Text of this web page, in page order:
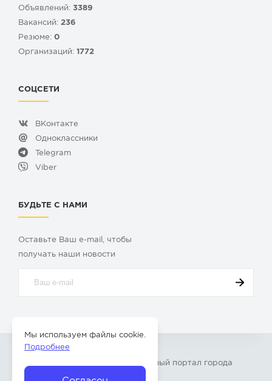
Объявлений: 3389
Вакансий: 236
Резюме: 0
Организаций: 1772
СОЦСЕТИ
ВКонтакте
Одноклассники
Telegram
Viber
БУДЬТЕ С НАМИ
Оставьте Ваш e-mail, чтобы
получать наши новости
» – Главный портал города
Мы используем файлы cookie.
Подробнее